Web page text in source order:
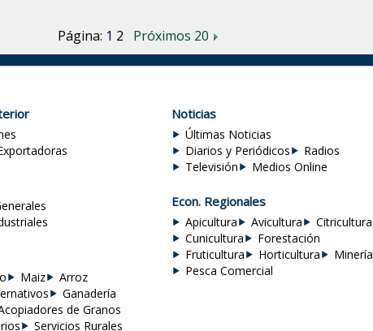
Página: 1 2 Próximos 20
Maiz
Arroz
Ganadería
de Granos
Servicios Rurales
Noticias
Últimas Noticias
Diarios y Periódicos
Radios
Televisión
Medios Online
Econ. Regionales
Apicultura Avicultura
Citricultura
Cunicultura
Forestación
Fruticultura
Horticultura
Minería
Pesca Comercial